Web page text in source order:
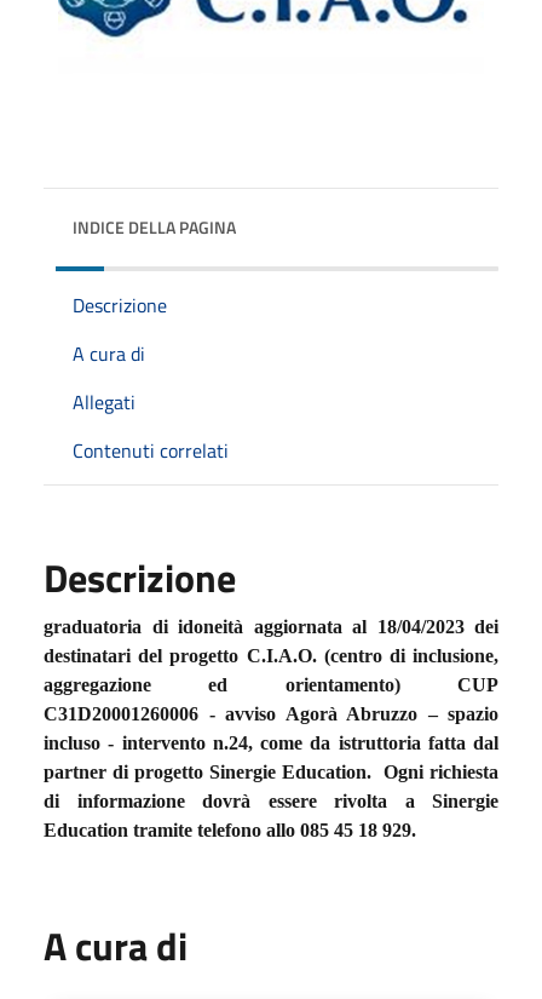
INDICE DELLA PAGINA
Descrizione
A cura di
Allegati
Contenuti correlati
Descrizione
graduatoria di idoneità aggiornata al 18/04/2023 dei
destinatari del progetto C.I.A.O. (centro di inclusione,
aggregazione ed orientamento) CUP
C31D20001260006 - avviso Agorà Abruzzo – spazio
incluso - intervento n.24, come da istruttoria fatta dal
partner di progetto Sinergie Education. Ogni richiesta
di informazione dovrà essere rivolta a Sinergie
Education tramite telefono allo 085 45 18 929.
A cura di